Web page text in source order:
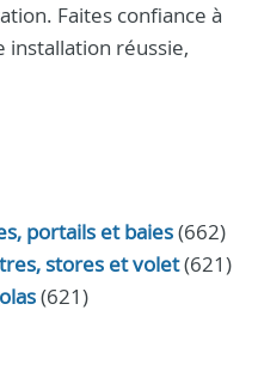
Faites confiance à
installation réussie,
portails et baies(662)
stores et volet(621)
(621)